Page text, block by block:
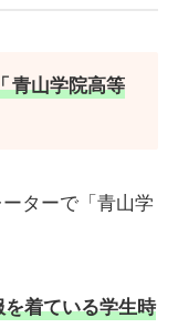
青山学院高等
ターで「青山学
着ている学生時